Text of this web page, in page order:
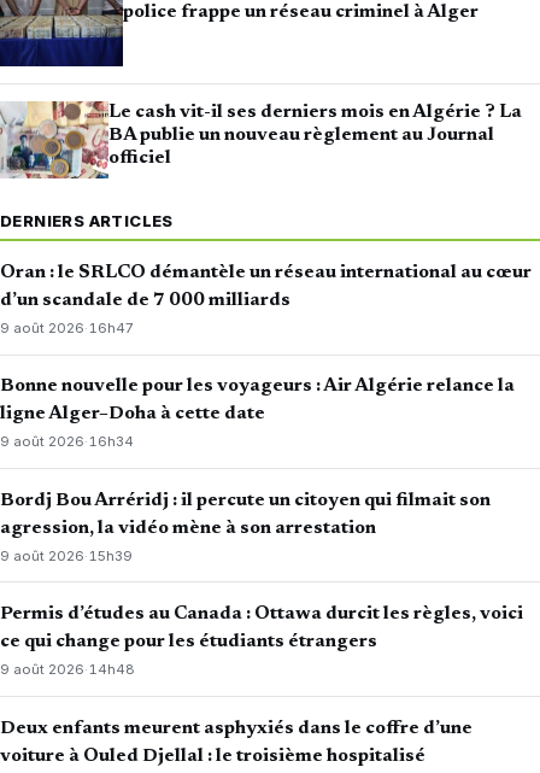
police frappe un réseau criminel à Alger
Le cash vit-il ses derniers mois en Algérie ? La
BA publie un nouveau règlement au Journal
officiel
DERNIERS ARTICLES
Oran : le SRLCO démantèle un réseau international au cœur
d’un scandale de 7 000 milliards
9 août 2026· 16h47
Bonne nouvelle pour les voyageurs : Air Algérie relance la
ligne Alger–Doha à cette date
9 août 2026·16h34
Bordj Bou Arréridj : il percute un citoyen qui filmait son
agression, la vidéo mène à son arrestation
9 août 2026· 15h39
Permis d’études au Canada : Ottawa durcit les règles, voici
ce qui change pour les étudiants étrangers
9 août 2026·14h48
Deux enfants meurent asphyxiés dans le coffre d’une
voiture à Ouled Djellal : le troisième hospitalisé